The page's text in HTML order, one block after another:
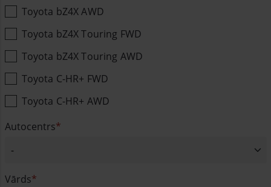
Toyota bZ4X AWD
Toyota bZ4X Touring FWD
Toyota bZ4X Touring AWD
Toyota C-HR+ FWD
Toyota C-HR+ AWD
Autocentrs
Vārds